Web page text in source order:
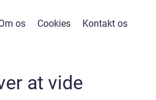
os Cookies Kontakt os
at vide